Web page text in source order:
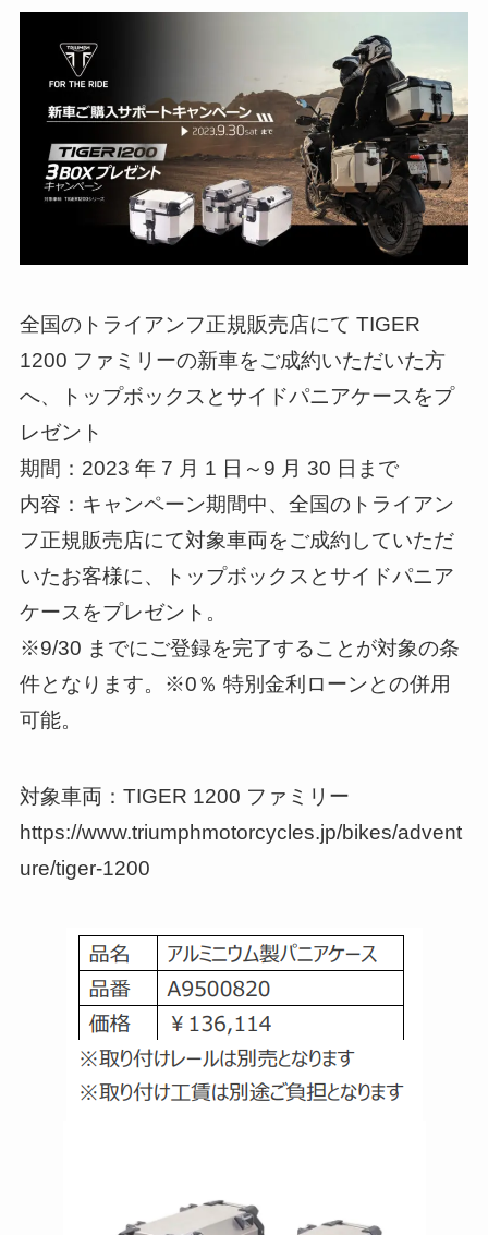
全国のトライアンフ正規販売店にて TIGER
1200 ファミリーの新車をご成約いただいた方
へ、トップボックスとサイドパニアケースをプ
レゼント
期間：2023 年 7 月 1 日～9 月 30 日まで
内容：キャンペーン期間中、全国のトライアン
フ正規販売店にて対象車両をご成約していただ
いたお客様に、トップボックスとサイドパニア
ケースをプレゼント。
※9/30 までにご登録を完了することが対象の条
件となります。※0％ 特別金利ローンとの併用
可能。
対象車両：TIGER 1200 ファミリー
https://www.triumphmotorcycles.jp/bikes/advent
ure/tiger-1200